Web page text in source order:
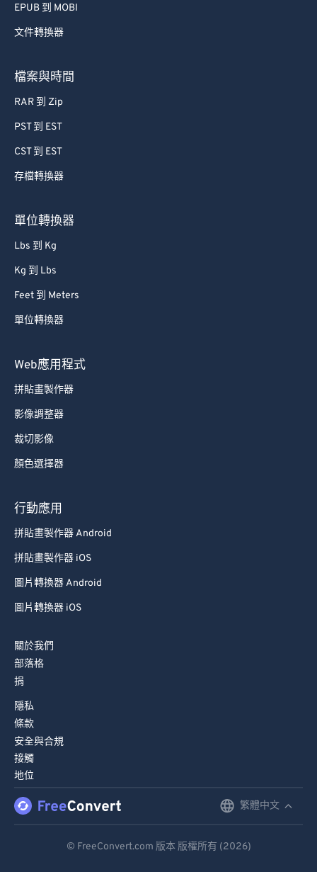
EPUB 到 MOBI
文件轉換器
檔案與時間
RAR 到 Zip
PST 到 EST
CST 到 EST
存檔轉換器
單位轉換器
Lbs 到 Kg
Kg 到 Lbs
Feet 到 Meters
單位轉換器
Web應用程式
拼貼畫製作器
影像調整器
裁切影像
顏色選擇器
行動應用
拼貼畫製作器 Android
拼貼畫製作器 iOS
圖片轉換器 Android
圖片轉換器 iOS
關於我們
部落格
捐
隱私
條款
安全與合規
接觸
地位
繁體中文
© FreeConvert.com 版本 版權所有 (2026)